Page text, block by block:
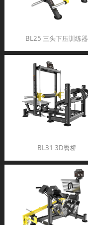
BL25 三头下压训练器
BL31 3D臀桥